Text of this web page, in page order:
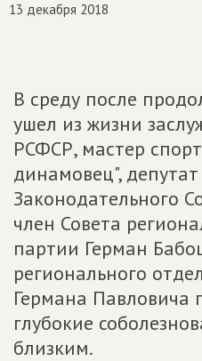
13 декабря 2018
В среду после
ушел из жизни
РСФСР, мастер
динамовец",
Законодательного
член Совета
партии Герман
регионального
Германа
глубокие
близким.